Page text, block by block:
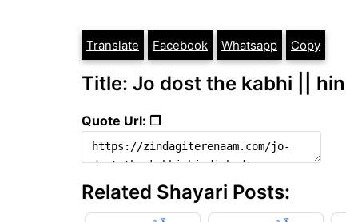
Translate Facebook Whatsapp Copy
Title: Jo dost the kabhi ||
Quote Url: ❐
Related Shayari Posts: